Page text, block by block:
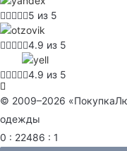
5 из 5
4.9 из 5
4.9 из 5
© 2009–2026
одежды
0 : 22486 : 1